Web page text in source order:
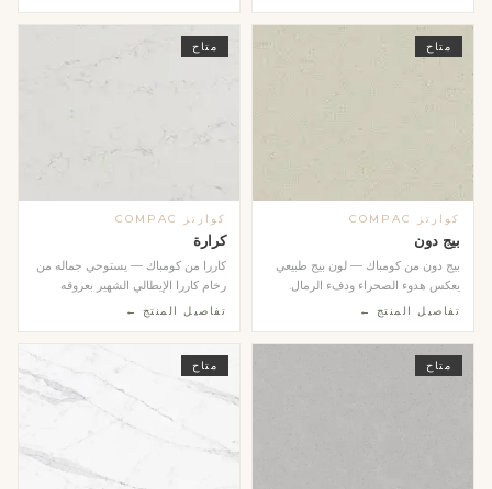
متاح
كوارتز COMPAC
بيج دون
بيج دون من كومباك — لون بيج طبيعي
يعكس هدوء الصحراء ودفء الرمال.
مثالي للمطابخ ا...
تفاصيل المنتج ←
متاح
كوارتز COMPAC
كرارة
كاررا من كومباك — يستوحي جماله من
رخام كاررا الإيطالي الشهير بعروقه
الرمادية الر...
تفاصيل المنتج ←
متاح متاح